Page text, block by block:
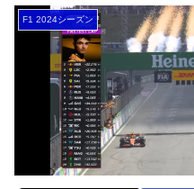
F1 2024シーズン